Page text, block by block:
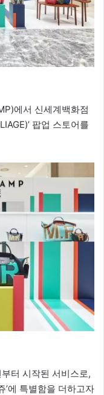
에서 신세계백화점
팝업 스토어를
터 시작된 서비스로,
’에 특별함을 더하고자